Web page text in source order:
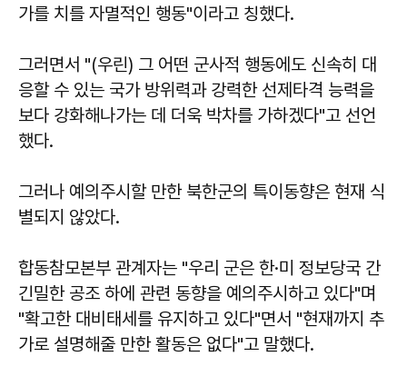
가를 치를 자멸적인 행동"이라고 칭했다.
그러면서 "(우린) 그 어떤 군사적 행동에도 신속히 대
응할 수 있는 국가 방위력과 강력한 선제타격 능력을
보다 강화해나가는 데 더욱 박차를 가하겠다"고 선언
했다.
그러나 예의주시할 만한 북한군의 특이동향은 현재 식
별되지 않았다.
합동참모본부 관계자는 "우리 군은 한·미 정보당국 간
긴밀한 공조 하에 관련 동향을 예의주시하고 있다"며
"확고한 대비태세를 유지하고 있다"면서 "현재까지 추
가로 설명해줄 만한 활동은 없다"고 말했다.